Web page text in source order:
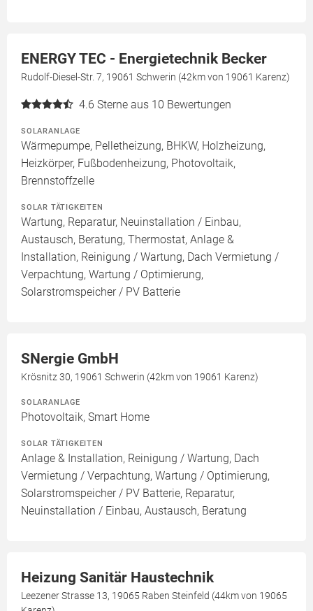
ENERGY TEC - Energietechnik Becker
Rudolf-Diesel-Str. 7, 19061 Schwerin (42km von 19061 Karenz)
4.6 Sterne aus 10 Bewertungen
SOLARANLAGE
Wärmepumpe, Pelletheizung, BHKW, Holzheizung,
Heizkörper, Fußbodenheizung, Photovoltaik,
Brennstoffzelle
SOLAR TÄTIGKEITEN
Wartung, Reparatur, Neuinstallation / Einbau,
Austausch, Beratung, Thermostat, Anlage &
Installation, Reinigung / Wartung, Dach Vermietung /
Verpachtung, Wartung / Optimierung,
Solarstromspeicher / PV Batterie
SNergie GmbH
Krösnitz 30, 19061 Schwerin (42km von 19061 Karenz)
SOLARANLAGE
Photovoltaik, Smart Home
SOLAR TÄTIGKEITEN
Anlage & Installation, Reinigung / Wartung, Dach
Vermietung / Verpachtung, Wartung / Optimierung,
Solarstromspeicher / PV Batterie, Reparatur,
Neuinstallation / Einbau, Austausch, Beratung
Heizung Sanitär Haustechnik
Leezener Strasse 13, 19065 Raben Steinfeld (44km von 19065